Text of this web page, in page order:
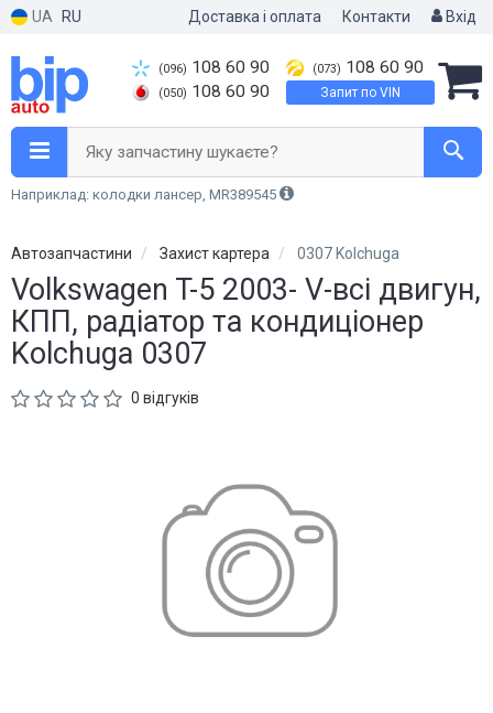
UA RU Доставка і оплата Контакти Вхід
(096) 108 60 90
(050) 108 60 90
(073) 108 60 90
Запит по VIN
Яку запчастину шукаєте?
Наприклад: колодки лансер, MR389545
Автозапчастини Захист картера 0307 Kolchuga
Volkswagen T-5 2003- V-всі двигун,
КПП, радіатор та кондиціонер
Kolchuga 0307
0 відгуків